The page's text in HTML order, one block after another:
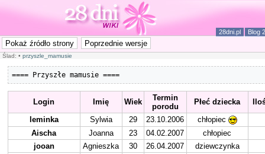
28dni.pl Blog
Ślad: • przyszle_mamusie
==== Przyszłe mamusie ====
Login Imię Wiek
Termin
porodu
Płeć dziecka
leminka
Sylwia 29 23.10.2006
chłopiec
Aischa
Joanna 23 04.02.2007
chłopiec
jooan
Agnieszka 30 26.04.2007
dziewczynka